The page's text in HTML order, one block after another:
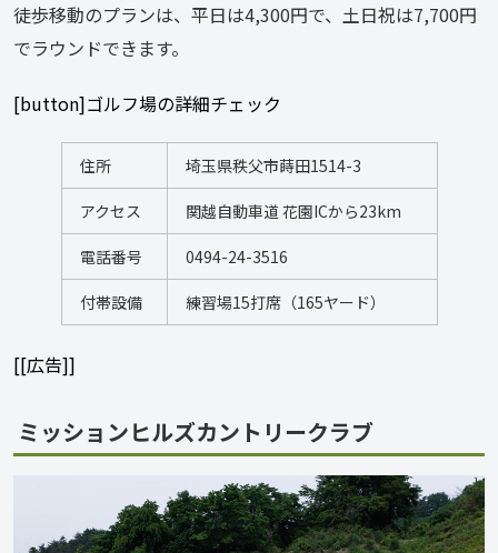
徒歩移動のプランは、平日は4,300円で、土日祝は7,700円
でラウンドできます。
[button]ゴルフ場の詳細チェック
住所 埼玉県秩父市蒔田1514-3
アクセス 関越自動車道 花園ICから23km
電話番号 0494-24-3516
付帯設備 練習場15打席（165ヤード）
[[広告]]
ミッションヒルズカントリークラブ